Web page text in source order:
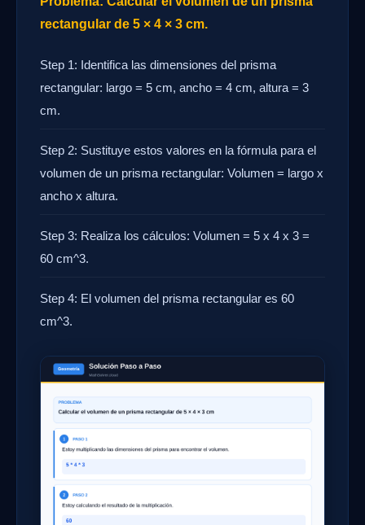
rectangular de 5 × 4 × 3 cm.
Step 1: Identifica las dimensiones del prisma
rectangular: largo = 5 cm, ancho = 4 cm, altura = 3
cm.
Step 2: Sustituye estos valores en la fórmula para el
volumen de un prisma rectangular: Volumen = largo x
ancho x altura.
Step 3: Realiza los cálculos: Volumen = 5 x 4 x 3 =
60 cm^3.
Step 4: El volumen del prisma rectangular es 60
cm^3.